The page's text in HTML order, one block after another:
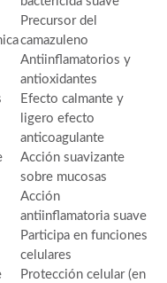
Precursor del
camazuleno
Antiinflamatorios y
antioxidantes
Efecto calmante y
ligero efecto
anticoagulante
Acción suavizante
sobre mucosas
Acción
antiinflamatoria suave
Participa en funciones
celulares
Protección celular (en